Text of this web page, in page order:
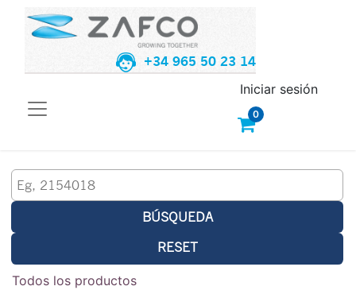
+34 965 50 23 14
0
Iniciar sesión
BÚSQUEDA
RESET
Todos los productos